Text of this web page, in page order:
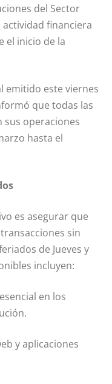
del Sector
actividad financiera
el inicio de la
emitido este viernes
que todas las
sus operaciones
hasta el
es asegurar que
sin
de Jueves y
incluyen:
en los
y aplicaciones